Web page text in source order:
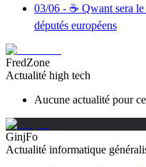
03/06 - ☕️ Qwant sera
députés européens
FredZone
Actualité high tech
Aucune actualité pour
GinjFo
Actualité informatique